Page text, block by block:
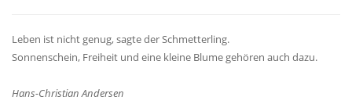
Leben ist nicht genug, sagte der Schmetterling.
Sonnenschein, Freiheit und eine kleine Blume gehören auch dazu.
Hans-Christian Andersen